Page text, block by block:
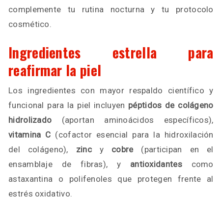
complemente tu rutina nocturna y tu protocolo
cosmético.
Ingredientes estrella para
reafirmar la piel
Los ingredientes con mayor respaldo científico y
funcional para la piel incluyen péptidos de colágeno
hidrolizado (aportan aminoácidos específicos),
vitamina C (cofactor esencial para la hidroxilación
del colágeno), zincy cobre(participan en el
ensamblaje de fibras), y antioxidantescomo
astaxantina o polifenoles que protegen frente al
estrés oxidativo.